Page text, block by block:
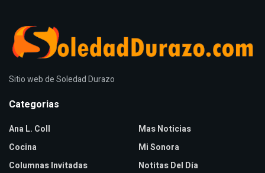
Sitio web de Soledad Durazo
Categorias
Ana L. Coll
Cocina
Columnas Invitadas
Mas Noticias
Mi Sonora
Notitas Del Día